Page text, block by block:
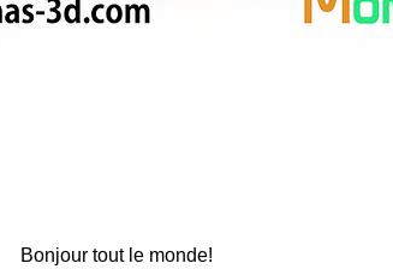
Bonjour tout le monde!